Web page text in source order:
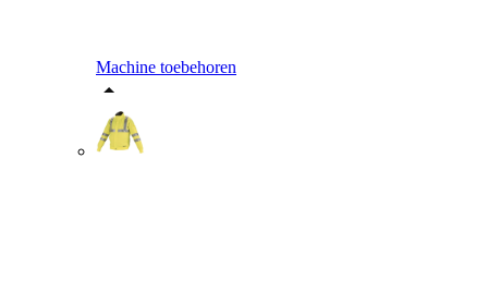
Machine toebehoren